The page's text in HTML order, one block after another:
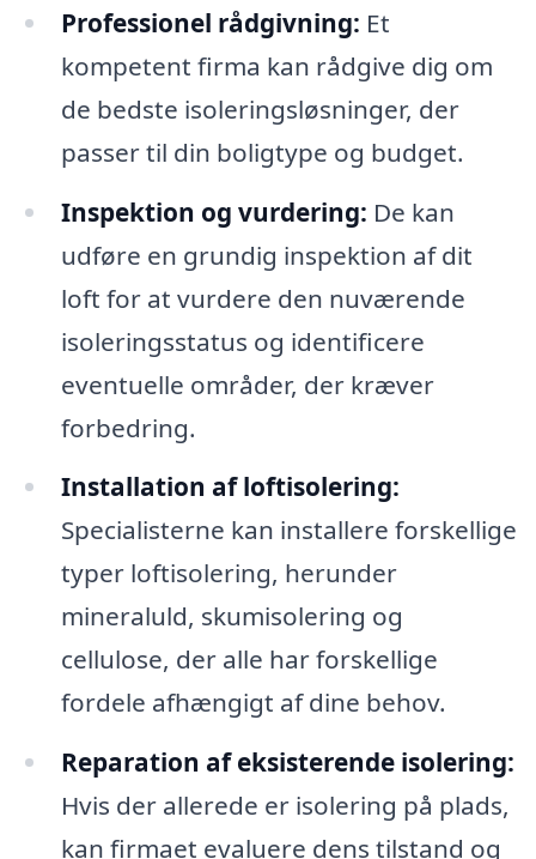
Professionel rådgivning: Et
kompetent firma kan rådgive dig om
de bedste isoleringsløsninger, der
passer til din boligtype og budget.
Inspektion og vurdering: De kan
udføre en grundig inspektion af dit
loft for at vurdere den nuværende
isoleringsstatus og identificere
eventuelle områder, der kræver
forbedring.
Installation af loftisolering:
Specialisterne kan installere forskellige
typer loftisolering, herunder
mineraluld, skumisolering og
cellulose, der alle har forskellige
fordele afhængigt af dine behov.
Reparation af eksisterende isolering:
Hvis der allerede er isolering på plads,
kan firmaet evaluere dens tilstand og